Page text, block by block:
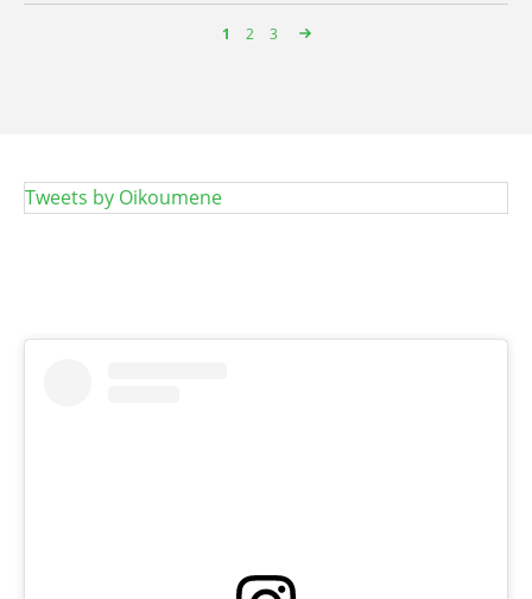
Seitennummerierung
Page
1 Page
2 Page
3
Tweets by Oikoumene